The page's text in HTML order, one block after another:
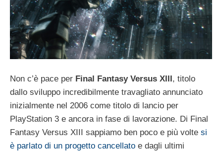
Non c’è pace per Final Fantasy Versus XIII, titolo
dallo sviluppo incredibilmente travagliato annunciato
inizialmente nel 2006 come titolo di lancio per
PlayStation 3 e ancora in fase di lavorazione. Di Final
Fantasy Versus XIII sappiamo ben poco e più volte si
è parlato di un progetto cancellato e dagli ultimi